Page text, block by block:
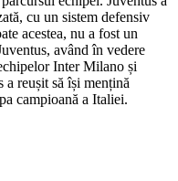
cu un sistem defensiv
acestea, nu a fost un
având în vedere
Inter Milano și
a reușit să își mențină
campioană a Italiei.